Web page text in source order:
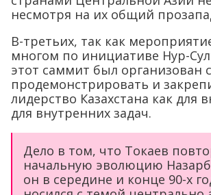
несмотря на их общий
В-третьих, так как
многом по инициативе Нур-
этот саммит был организован
продемонстрировать и
лидерство Казахстана как для
для внутренних задач.
Дело в том, что Токаев
начальную эволюцию
он в середине и конце 90-х